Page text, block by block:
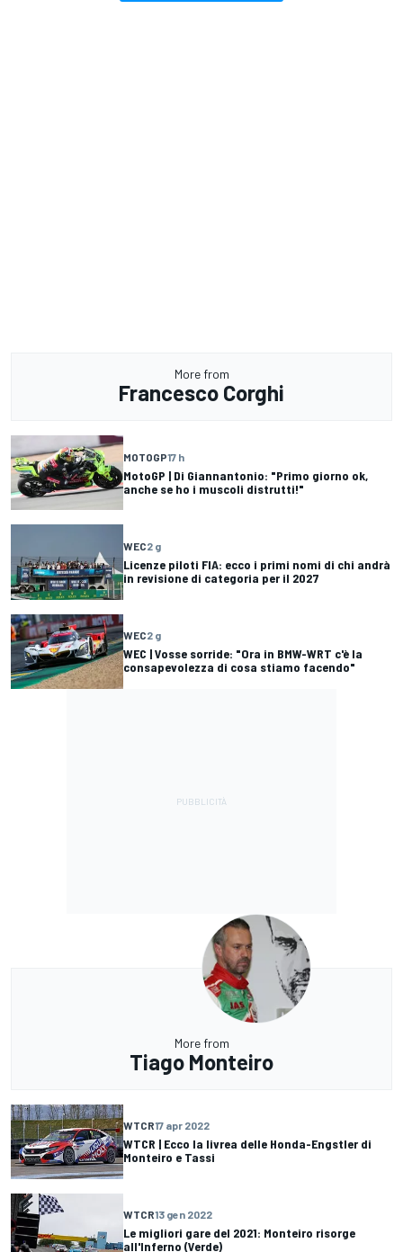
More from
Francesco Corghi
MOTOGP17 h
MotoGP | Di Giannantonio: "Primo giorno ok,
anche se ho i muscoli distrutti!"
WEC2 g
Licenze piloti FIA: ecco i primi nomi di chi andrà
in revisione di categoria per il 2027
WEC2 g
WEC | Vosse sorride: "Ora in BMW-WRT c'è la
consapevolezza di cosa stiamo facendo"
More from
Tiago Monteiro
WTCR17 apr 2022
WTCR | Ecco la livrea delle Honda-Engstler di
Monteiro e Tassi
WTCR13 gen 2022
Le migliori gare del 2021: Monteiro risorge
all'Inferno (Verde)